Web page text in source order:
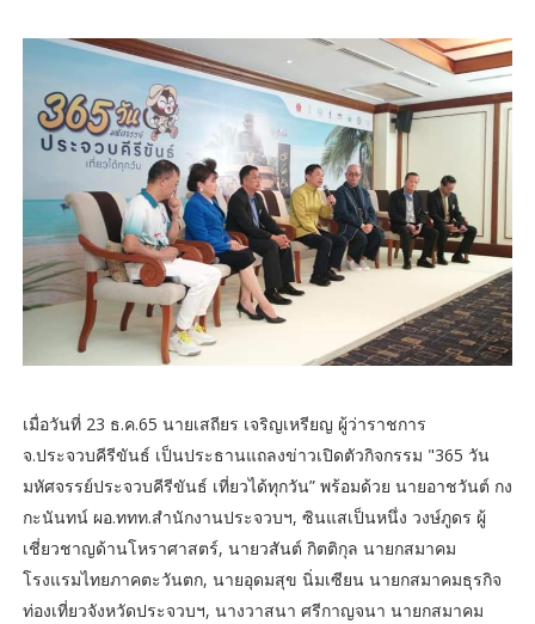
เมื่อวันที่ 23 ธ.ค.65 นายเสถียร เจริญเหรียญ ผู้ว่าราชการ
จ.ประจวบคีรีขันธ์ เป็นประธานแถลงข่าวเปิดตัวกิจกรรม "365 วัน
มหัศจรรย์ประจวบคีรีขันธ์ เที่ยวได้ทุกวัน” พร้อมด้วย นายอาชวันต์ กง
กะนันทน์ ผอ.ททท.สำนักงานประจวบฯ, ซินแสเป็นหนึ่ง วงษ์ภูดร ผู้
เชี่ยวชาญด้านโหราศาสตร์, นายวสันต์ กิตติกุล นายกสมาคม
โรงแรมไทยภาคตะวันตก, นายอุดมสุข นิ่มเซียน นายกสมาคมธุรกิจ
ท่องเที่ยวจังหวัดประจวบฯ, นางวาสนา ศรีกาญจนา นายกสมาคม